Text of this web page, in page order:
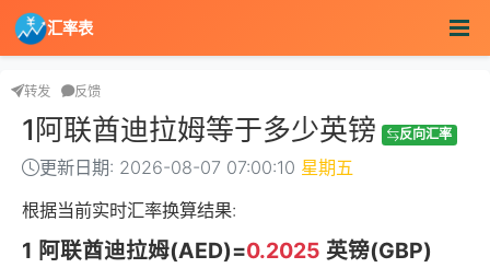
汇率表
转发 反馈
1阿联酋迪拉姆等于多少英镑 反向汇率
更新日期: 2026-08-07 07:00:10 星期五
根据当前实时汇率换算结果:
1 阿联酋迪拉姆(AED)=0.2025 英镑(GBP)